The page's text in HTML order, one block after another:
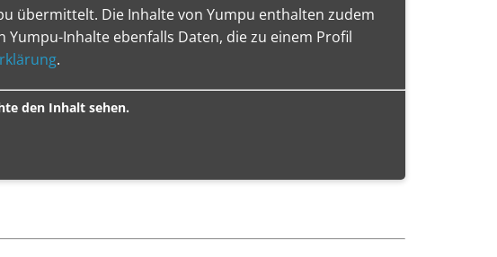
übermittelt. Die Inhalte von Yumpu enthalten zudem
Inhalte ebenfalls Daten, die zu einem Profil
.
den Inhalt sehen.